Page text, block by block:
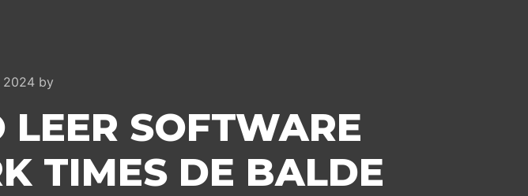
2024 by
SOFTWARE
TIMES DE BALDE